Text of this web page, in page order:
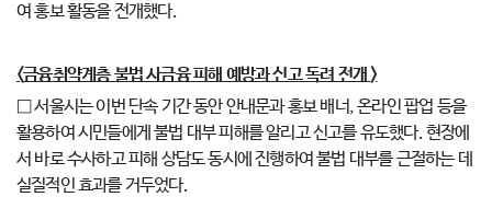
여 홍보 활동을 전개했다.
<금융취약계층 불법 사금융 피해 예방과 신고 독려 전개 >
□ 서울시는 이번 단속 기간 동안 안내문과 홍보 배너, 온라인 팝업 등을
활용하여 시민들에게 불법 대부 피해를 알리고 신고를 유도했다. 현장에
서 바로 수사하고 피해 상담도 동시에 진행하여 불법 대부를 근절하는 데
실질적인 효과를 거두었다.